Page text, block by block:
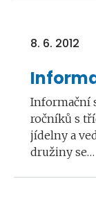
8. 6. 2012
Informační
ročníků s
jídelny a
družiny se…